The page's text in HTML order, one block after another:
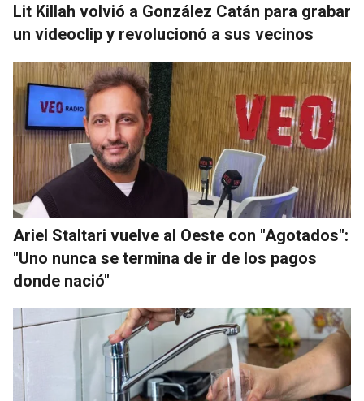
Lit Killah volvió a González Catán para grabar
un videoclip y revolucionó a sus vecinos
Ariel Staltari vuelve al Oeste con "Agotados":
"Uno nunca se termina de ir de los pagos
donde nació"